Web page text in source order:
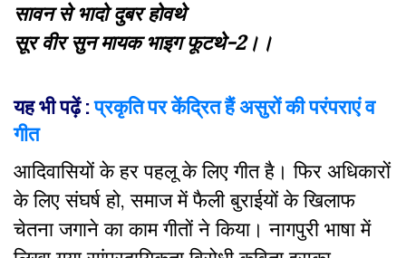
सावन से भादो दुबर होवथे
सूर वीर सुन मायक भाइग फूटथे-2।।
यह भी पढ़ें :प्रकृति पर केंद्रित हैं असुरों की परंपराएं व
गीत
आदिवासियों के हर पहलू के लिए गीत है। फिर अधिकारों
के लिए संघर्ष हो, समाज में फैली बुराईयों के खिलाफ
चेतना जगाने का काम गीतों ने किया। नागपुरी भाषा में